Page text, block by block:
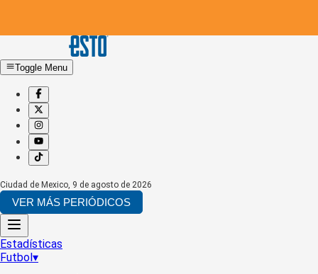
Toggle Menu
Ciudad de Mexico, 9 de agosto de 2026
VER MÁS PERIÓDICOS
Estadísticas
Futbol▾